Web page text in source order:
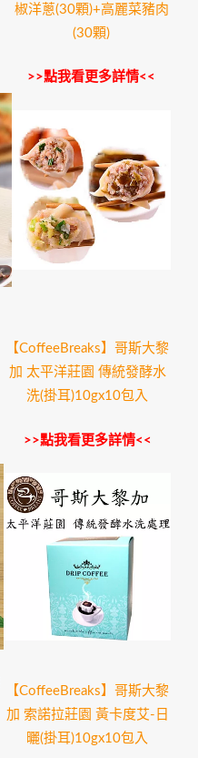
椒洋蔥(30顆)+高麗菜豬肉
(30顆)
>>點我看更多詳情<<
【CoffeeBreaks】哥斯大黎
加 太平洋莊園 傳統發酵水
洗(掛耳)10gx10包入
>>點我看更多詳情<<
【CoffeeBreaks】哥斯大黎
加 索諾拉莊園 黃卡度艾-日
曬(掛耳)10gx10包入